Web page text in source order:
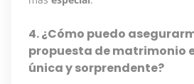
4. ¿Cómo puedo
propuesta de matrimonio
única y sorprendente?